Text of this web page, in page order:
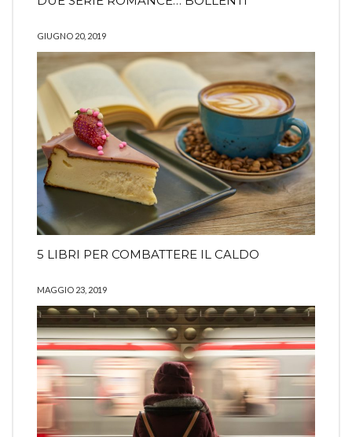
GIUGNO 20, 2019
5 LIBRI PER COMBATTERE IL CALDO
MAGGIO 23, 2019